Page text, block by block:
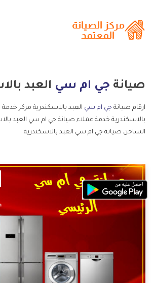
صيانة جي ام سي العبد
ارقام صيانة جي ام سي العبد بالاسكندرية مركز
بالاسكندرية خدمة عملاء صيانة جي ام سي العبد
الساخن صيانة جي ام سي العبد بالاسكندرية.